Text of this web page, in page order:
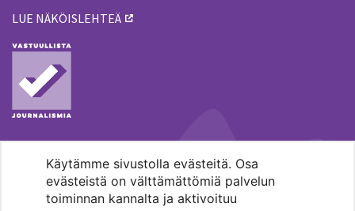
Käytämme sivustolla evästeitä. Osa
evästeistä on välttämättömiä palvelun
toiminnan kannalta ja aktivoituu
LUE NÄKÖISLEHTEÄ
MENOHAKU